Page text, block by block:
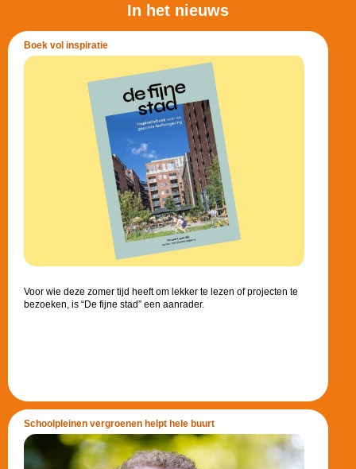
In het nieuws
Boek vol inspiratie
Voor wie deze zomer tijd heeft om lekker te lezen of projecten te
bezoeken, is “De fijne stad” een aanrader.
Schoolpleinen vergroenen helpt hele buurt